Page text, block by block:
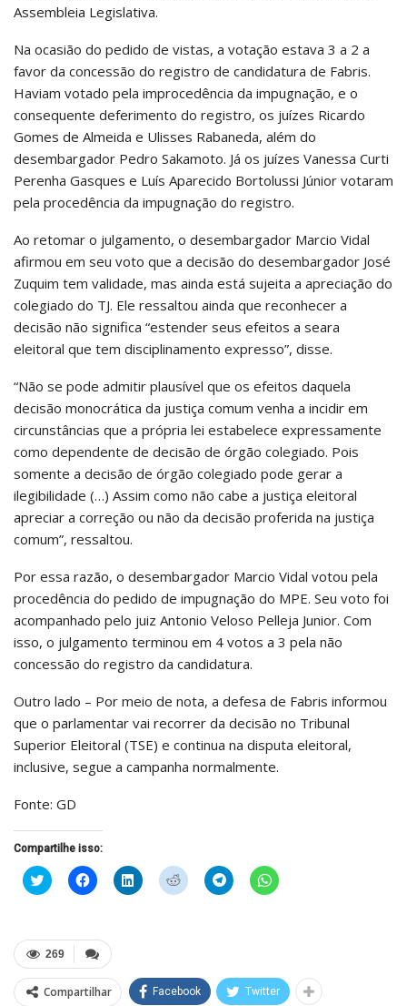
Assembleia Legislativa.
Na ocasião do pedido de vistas, a votação estava 3 a 2 a
favor da concessão do registro de candidatura de Fabris.
Haviam votado pela improcedência da impugnação, e o
consequente deferimento do registro, os juízes Ricardo
Gomes de Almeida e Ulisses Rabaneda, além do
desembargador Pedro Sakamoto. Já os juízes Vanessa Curti
Perenha Gasques e Luís Aparecido Bortolussi Júnior votaram
pela procedência da impugnação do registro.
Ao retomar o julgamento, o desembargador Marcio Vidal
afirmou em seu voto que a decisão do desembargador José
Zuquim tem validade, mas ainda está sujeita a apreciação do
colegiado do TJ. Ele ressaltou ainda que reconhecer a
decisão não significa “estender seus efeitos a seara
eleitoral que tem disciplinamento expresso”, disse.
“Não se pode admitir plausível que os efeitos daquela
decisão monocrática da justiça comum venha a incidir em
circunstâncias que a própria lei estabelece expressamente
como dependente de decisão de órgão colegiado. Pois
somente a decisão de órgão colegiado pode gerar a
ilegibilidade (…) Assim como não cabe a justiça eleitoral
apreciar a correção ou não da decisão proferida na justiça
comum”, ressaltou.
Por essa razão, o desembargador Marcio Vidal votou pela
procedência do pedido de impugnação do MPE. Seu voto foi
acompanhado pelo juiz Antonio Veloso Pelleja Junior. Com
isso, o julgamento terminou em 4 votos a 3 pela não
concessão do registro da candidatura.
Outro lado – Por meio de nota, a defesa de Fabris informou
que o parlamentar vai recorrer da decisão no Tribunal
Superior Eleitoral (TSE) e continua na disputa eleitoral,
inclusive, segue a campanha normalmente.
Fonte: GD
Compartilhe isso:
Clique
para
em
nova
janela)
Clique
para
em
nova
janela)
Clique
para
Clique
para
Clique
para
Clique
para
269
Compartilhar Facebook Twitter